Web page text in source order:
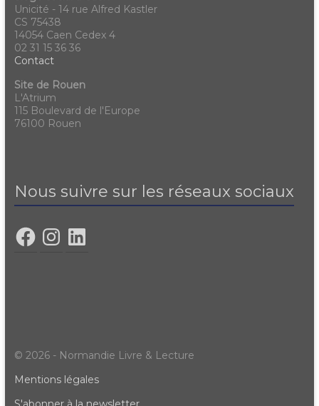
Unicité - 14 rue Alfred Kastler
CS 75438
14054 Caen Cedex 4
02 31 15 36 36
Contact
Site de Rouen
L'Atrium
115 Boulevard de l'Europe
76100 Rouen
Nous suivre sur les réseaux sociaux
© 2026 - Normandie Livre & Lecture
Mentions légales